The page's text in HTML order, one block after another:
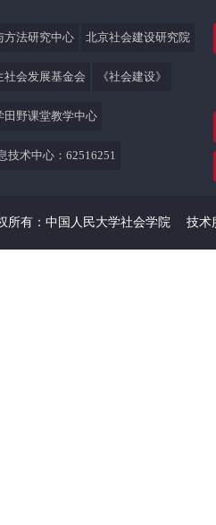
方法研究中心 北京社会建设研究院
社会发展基金会 《社会建设》
田野课堂教学中心
技术中心：62516251
所有：中国人民大学社会学院 技术